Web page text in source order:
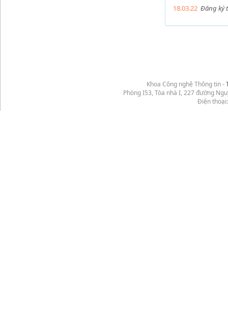
18.03.22 Đăng ký
Khoa Công nghệ Thông tin -
Phòng I53, Tòa nhà I, 227 đường
Điện